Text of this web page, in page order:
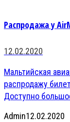
Распродажа у
12.02.2020
Мальтийская
распродажу
Доступно
Admin12.02.2020